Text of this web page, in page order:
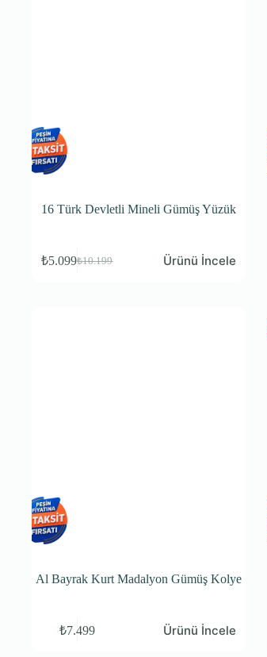
16 Türk Devletli Mineli Gümüş Yüzük
₺10.199
₺5.099 Ürünü İncele
Al Bayrak Kurt Madalyon Gümüş Kolye
₺7.499 Ürünü İncele